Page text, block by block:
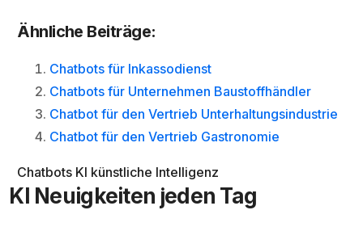
Ähnliche Beiträge:
Chatbots für Inkassodienst
Chatbots für Unternehmen Baustoffhändler
Chatbot für den Vertrieb Unterhaltungsindustrie
Chatbot für den Vertrieb Gastronomie
Chatbots KI künstliche Intelligenz
KI Neuigkeiten jeden Tag